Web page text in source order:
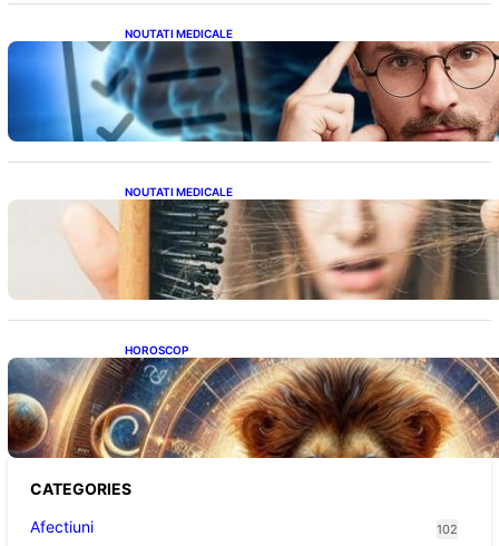
NOUTATI MEDICALE
Inteligența dincolo de note: Semnele unui IQ
ridicat care nu țin de școală
NOUTATI MEDICALE
Semnele unei deficiențe de proteine:
Impactul asupra sănătății tale
HOROSCOP
Portalul Leului 8/8: Oportunități de
Abundență pentru Cinci Zodii în 2026
CATEGORIES
Afectiuni
102